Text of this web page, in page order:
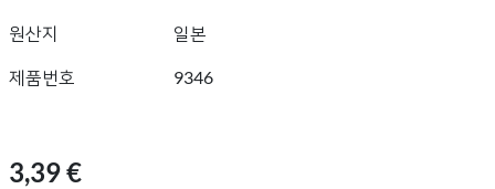
원산지 일본
제품번호 9346
3,39 €